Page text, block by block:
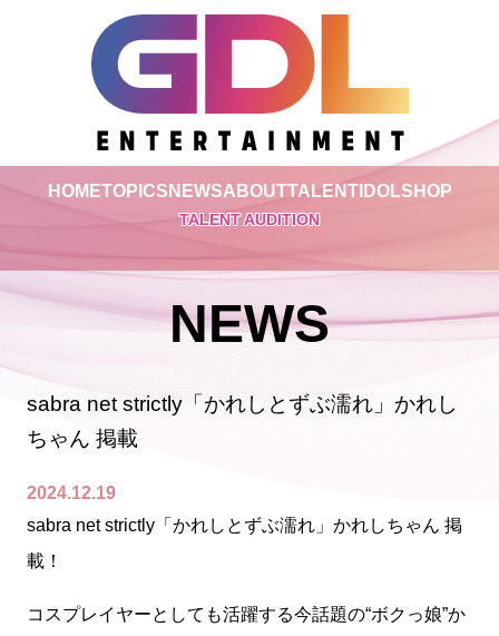
HOMETOPICS NEWSABOUTTALENTIDOLSHOP
TALENT AUDITION
NEWS
sabra net strictly「かれしとずぶ濡れ」かれし
ちゃん 掲載
2024.12.19
sabra net strictly「かれしとずぶ濡れ」かれしちゃん 掲
載！
コスプレイヤーとしても活躍する今話題の“ボクっ娘”か